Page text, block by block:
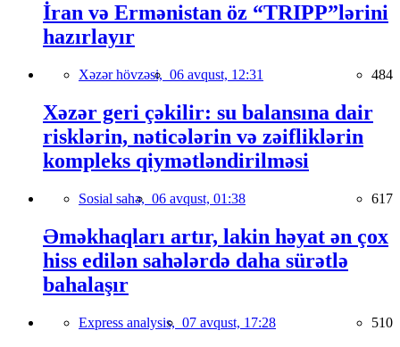
İran və Ermənistan öz “TRIPP”lərini
hazırlayır
Xəzər hövzəsi, 06 avqust, 12:31 484
Xəzər geri çəkilir: su balansına dair
risklərin, nəticələrin və zəifliklərin
kompleks qiymətləndirilməsi
Sosial sahə, 06 avqust, 01:38 617
Əməkhaqları artır, lakin həyat ən çox
hiss edilən sahələrdə daha sürətlə
bahalaşır
Express analysis, 07 avqust, 17:28 510